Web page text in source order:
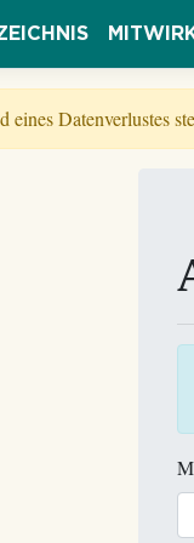
Datenverlustes